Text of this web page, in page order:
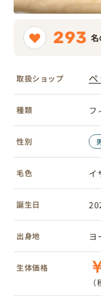
293 名
取扱ショップ
種類 フ
性別
毛色 イ
誕生日
出身地 ヨ
生体価格